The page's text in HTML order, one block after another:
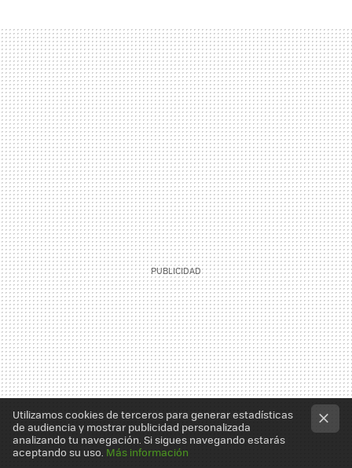
Utilizamos cookies de terceros para generar estadísticas
de audiencia y mostrar publicidad personalizada
analizando tu navegación. Si sigues navegando estarás
aceptando su uso. Más información